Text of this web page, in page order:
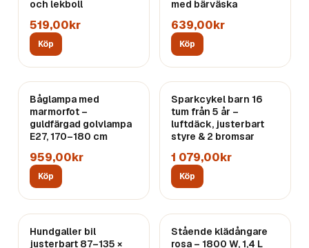
och lekboll
519,00kr
Köp
med bärväska
639,00kr
Köp
Båglampa med
marmorfot –
guldfärgad golvlampa
E27, 170–180 cm
959,00kr
Köp
Sparkcykel barn 16
tum från 5 år –
luftdäck, justerbart
styre & 2 bromsar
1 079,00kr
Köp
Hundgaller bil
justerbart 87–135 ×
Stående klädångare
rosa – 1800 W, 1,4 L